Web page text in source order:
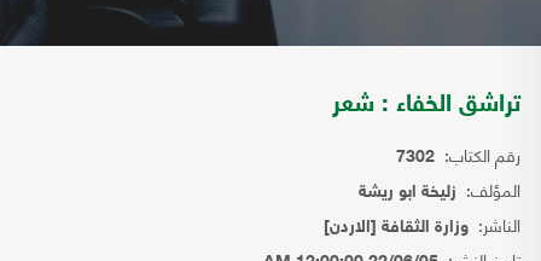
تراشق الخفاء : شعر
رقم الكتاب: 7302
المؤلف: زليخة ابو ريشة
الناشر: وزارة الثقافة [الاردن]